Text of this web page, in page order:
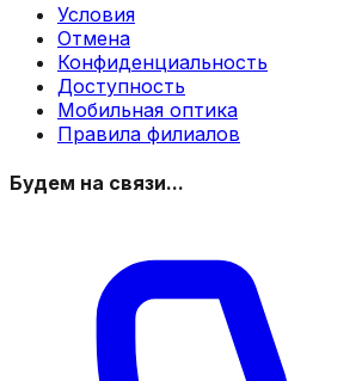
Условия
Отмена
Конфиденциальность
Доступность
Мобильная оптика
Правила филиалов
Будем на связи...